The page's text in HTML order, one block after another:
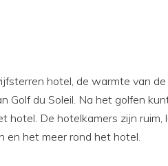
hotel, de warmte van
Golf du Soleil. Na het golfen
hotel. De hotelkamers zijn ruim,
en het meer rond het hotel.